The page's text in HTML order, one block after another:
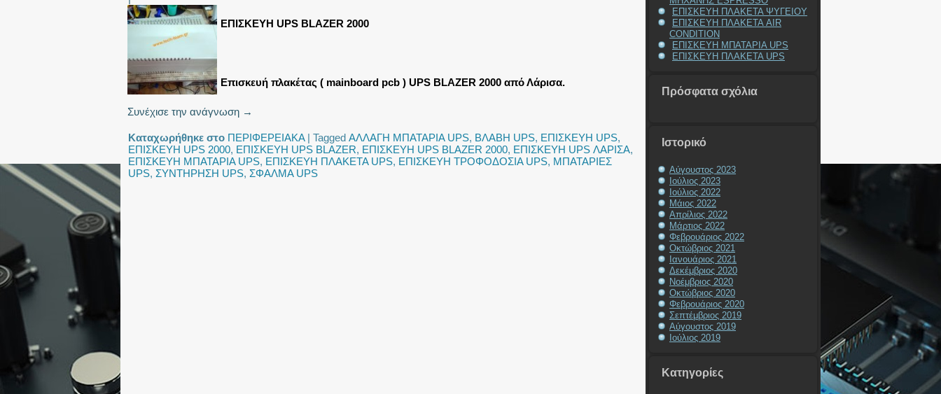
ΕΠΙΣΚΕΥΗ UPS BLAZER 2000
Επισκευή πλακέτας ( mainboard pcb ) UPS BLAZER 2000 από Λάρισα.
Συνέχισε την ανάγνωση →
Καταχωρήθηκε στο ΠΕΡΙΦΕΡΕΙΑΚΑ| Tagged ΑΛΛΑΓΗ ΜΠΑΤΑΡΙΑ UPS, ΒΛΑΒΗ UPS, ΕΠΙΣΚΕΥΗ UPS,
ΕΠΙΣΚΕΥΗ UPS 2000, ΕΠΙΣΚΕΥΗ UPS BLAZER, ΕΠΙΣΚΕΥΗ UPS BLAZER 2000, ΕΠΙΣΚΕΥΗ UPS ΛΑΡΙΣΑ,
ΕΠΙΣΚΕΥΗ ΜΠΑΤΑΡΙΑ UPS, ΕΠΙΣΚΕΥΗ ΠΛΑΚΕΤΑ UPS, ΕΠΙΣΚΕΥΗ ΤΡΟΦΟΔΟΣΙΑ UPS, ΜΠΑΤΑΡΙΕΣ
UPS, ΣΥΝΤΗΡΗΣΗ UPS, ΣΦΑΛΜΑ UPS
ΕΠΙΣΚΕΥΗ ΠΛΑΚΕΤΑ ΨΥΓΕΙΟΥ
ΕΠΙΣΚΕΥΗ ΠΛΑΚΕΤΑ AIR
CONDITION
ΕΠΙΣΚΕΥΗ ΜΠΑΤΑΡΙΑ UPS
ΕΠΙΣΚΕΥΗ ΠΛΑΚΕΤΑ UPS
Πρόσφατα σχόλια
Ιστορικό
Αύγουστος 2023
Ιούλιος 2023
Ιούλιος 2022
Μάιος 2022
Απρίλιος 2022
Μάρτιος 2022
Φεβρουάριος 2022
Οκτώβριος 2021
Ιανουάριος 2021
Δεκέμβριος 2020
Νοέμβριος 2020
Οκτώβριος 2020
Φεβρουάριος 2020
Σεπτέμβριος 2019
Αύγουστος 2019
Ιούλιος 2019
Kατηγορίες